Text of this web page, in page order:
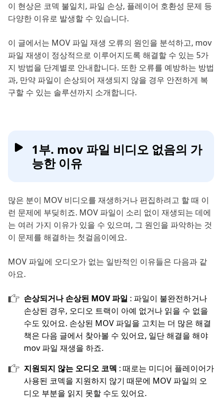
이 현상은 코덱 불일치, 파일 손상, 플레이어 호환성 문제 등
다양한 이유로 발생할 수 있습니다.
이 글에서는 MOV 파일 재생 오류의 원인을 분석하고, mov
파일 재생이 정상적으로 이루어지도록 해결할 수 있는 5가
지 방법을 단계별로 안내합니다. 또한 오류를 예방하는 방법
과, 만약 파일이 손상되어 재생되지 않을 경우 안전하게 복
구할 수 있는 솔루션까지 소개합니다.
1부. mov 파일 비디오 없음의 가
능한 이유
많은 분이 MOV 비디오를 재생하거나 편집하려고 할 때 이
런 문제에 부딪히죠. MOV 파일이 소리 없이 재생되는 데에
는 여러 가지 이유가 있을 수 있으며, 그 원인을 파악하는 것
이 문제를 해결하는 첫걸음이에요.
MOV 파일에 오디오가 없는 일반적인 이유들은 다음과 같
아요.
손상되거나 손상된 MOV 파일 : 파일이 불완전하거나
손상된 경우, 오디오 트랙이 아예 없거나 읽을 수 없을
수도 있어요. 손상된 MOV 파일을 고치는 더 많은 해결
책은 다음 글에서 찾아볼 수 있어요, 일단 해결을 해야
mov 파일 재생을 하죠.
지원되지 않는 오디오 코덱 : 때로는 미디어 플레이어가
사용된 코덱을 지원하지 않기 때문에 MOV 파일의 오
디오 부분을 읽지 못할 수도 있어요.